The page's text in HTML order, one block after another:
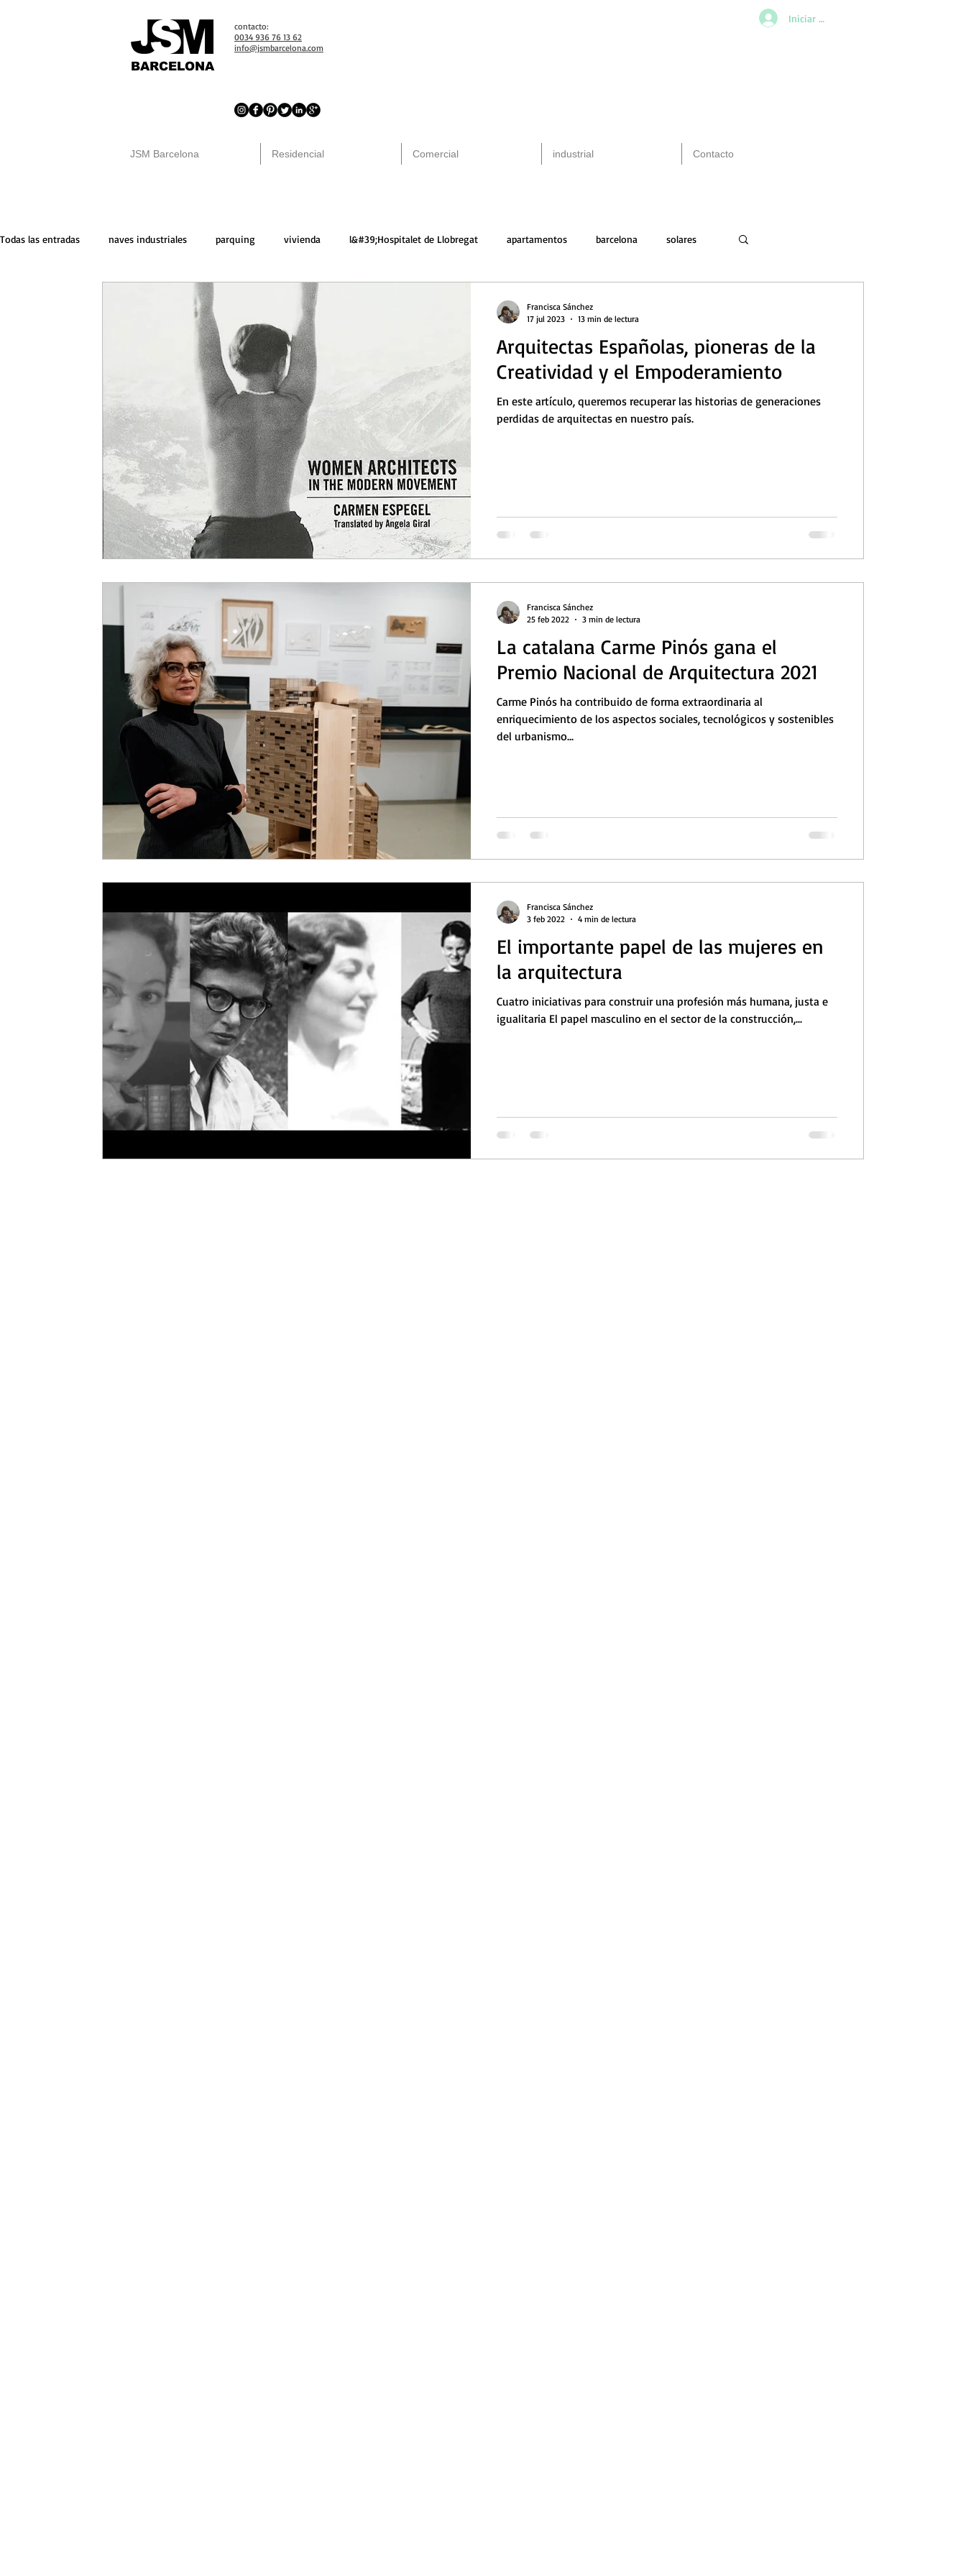
BARCELONA
contacto:
0034 936 76 13 62
info@jsmbarcelona.com
Iniciar sesión
JSM Barcelona Residencial Comercial industrial Contacto
Todas las entradas naves industriales parquing vivienda l&#39;Hospitalet de Llobregat apartamentos barcelona solares
trasteros
Arquitectas Españolas, pioneras de la
Creatividad y el Empoderamiento
En este artículo, queremos recuperar las historias de generaciones
perdidas de arquitectas en nuestro país.
Francisca Sánchez
17 jul 2023
13 min de lectura
La catalana Carme Pinós gana el
Premio Nacional de Arquitectura 2021
Carme Pinós ha contribuido de forma extraordinaria al
enriquecimiento de los aspectos sociales, tecnológicos y sostenibles
del urbanismo...
Francisca Sánchez
25 feb 2022
3 min de lectura
El importante papel de las mujeres en
la arquitectura
Cuatro iniciativas para construir una profesión más humana, justa e
igualitaria El papel masculino en el sector de la construcción,...
Francisca Sánchez
3 feb 2022
4 min de lectura